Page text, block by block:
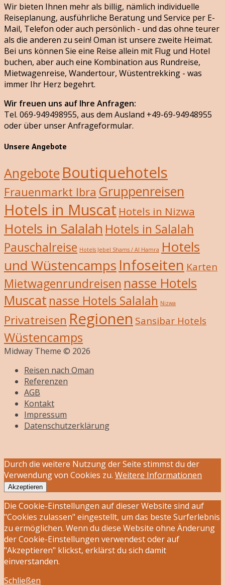
Wir bieten Ihnen mehr als billig, nämlich individuelle
Reiseplanung, ausführliche Beratung und Service per E-
Mail, Telefon oder auch persönlich - und das ohne teurer
als die anderen zu sein! Oman ist unsere zweite Heimat.
Bei uns können Sie eine Reise allein mit Flug und Hotel
buchen, aber auch eine Kombination aus Rundreise,
Mietwagenreise, Wandertour, Wüstentrekking - was
immer Ihr Herz begehrt.
Wir freuen uns auf Ihre Anfragen:
Tel. 069-949498955, aus dem Ausland +49-69-94948955
oder über unser Anfrageformular.
Unsere Angebote
Angebote Boutiquehotels
Frauenmarkt Ibra Gruppenreisen
Hotels in Muscat Hotels in Nizwa
Hotels in Salalah Hotels in Salalah
Pauschalreise Hotels Jebel Shams / Al Hamra Hotels
und Wüstencamps Infoseiten Karten
Mietwagenrundreisen nasse Hotels
Muscat nasse Hotels Salalah Nizwa
Privatreisen Regionen Sansibar Hotels
Wüstencamps
Midway Theme © 2026
Reisen nach Oman
Referenzen
AGB
Kontakt
Impressum
Datenschutzerklärung
Durch die weitere Nutzung der Seite stimmst du der
Verwendung von Cookies zu. Weitere Informationen
Akzeptieren
Die Cookie-Einstellungen auf dieser Website sind auf
"Cookies zulassen" eingestellt, um das beste Surferlebnis
zu ermöglichen. Wenn du diese Website ohne Änderung
der Cookie-Einstellungen verwendest oder auf
"Akzeptieren" klickst, erklärst du sich damit
einverstanden.
Schließen